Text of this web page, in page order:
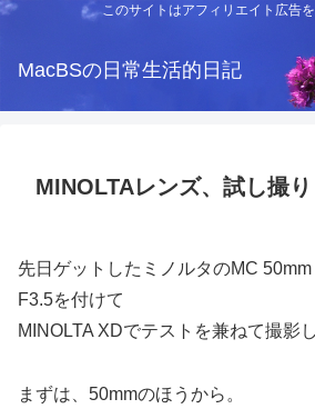
このサイトはアフィリエイト広告
MacBSの日常生活的日記
MINOLTAレンズ、試し撮り
先日ゲットしたミノルタのMC
F3.5を付けて
MINOLTA XDでテストを兼ねて撮影
まずは、50mmのほうから。